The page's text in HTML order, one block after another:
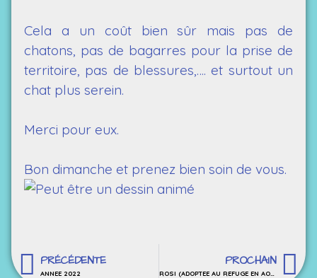
Cela a un coût bien sûr mais pas de
chatons, pas de bagarres pour la prise de
territoire, pas de blessures,…. et surtout un
chat plus serein.
Merci pour eux.
Bon dimanche et prenez bien soin de vous.
PRÉCÉDENTE
ANNEE 2022
PROCHAIN
ROSI (ADOPTEE AU REFUGE EN AOUT 2021) A DISPARU